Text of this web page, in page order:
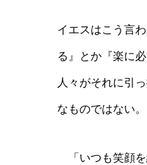
イエスはこう言
る』とか『楽に
人々がそれに引
なものではない
「いつも笑顔を